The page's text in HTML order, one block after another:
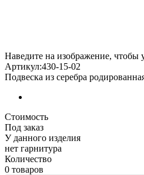
Наведите на изображение, чтобы
Артикул:430-15-02
Подвеска из серебра
Стоимость
Под заказ
У данного изделия
нет гарнитура
Количество
0 товаров